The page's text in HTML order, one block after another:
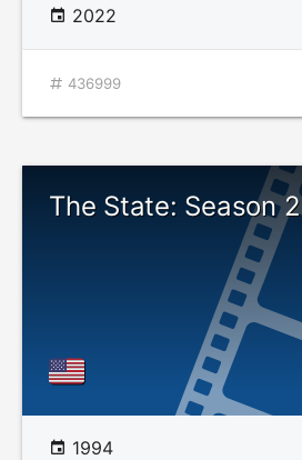
2022
436999
The State: Season 2
1994